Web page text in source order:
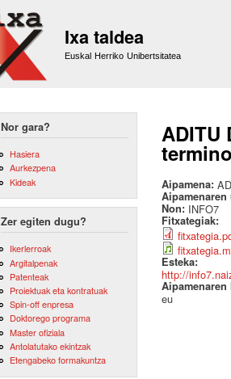
Ixa taldea
Euskal Herriko Unibertsitatea
Nor gara?
Hasiera
Aurkezpena
Kideak
Zer egiten dugu?
Ikerlerroak
Argitalpenak
Patenteak
Proiektuak eta kontratuak
Spin-off enpresa
Doktorego programa
Master ofiziala
Antolatutako ekintzak
Etengabeko formakuntza
ADITU
Aipamena:
Aipamenaren
Non: INFO7
Fitxategiak:
Esteka:
http://
Aipamenaren
eu